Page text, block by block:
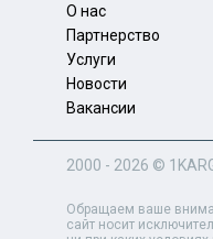
О нас
Партнерство
Услуги
Новости
Вакансии
2000 - 2026 ©
Обращаем ваше
сайт носит